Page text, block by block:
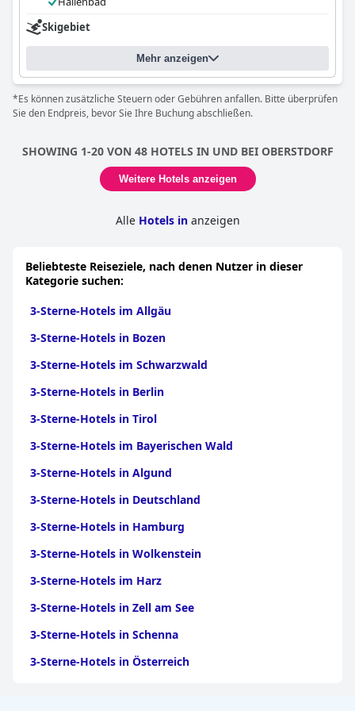
Skigebiet
Mehr anzeigen
*Es können zusätzliche Steuern oder Gebühren anfallen. Bitte überprüfen
Sie den Endpreis, bevor Sie Ihre Buchung abschließen.
SHOWING 1-20 VON 48 HOTELS IN UND BEI OBERSTDORF
Weitere Hotels anzeigen
Alle Hotels in anzeigen
Beliebteste Reiseziele, nach denen Nutzer in dieser
Kategorie suchen:
3-Sterne-Hotels im Allgäu
3-Sterne-Hotels in Bozen
3-Sterne-Hotels im Schwarzwald
3-Sterne-Hotels in Berlin
3-Sterne-Hotels in Tirol
3-Sterne-Hotels im Bayerischen Wald
3-Sterne-Hotels in Algund
3-Sterne-Hotels in Deutschland
3-Sterne-Hotels in Hamburg
3-Sterne-Hotels in Wolkenstein
3-Sterne-Hotels im Harz
3-Sterne-Hotels in Zell am See
3-Sterne-Hotels in Schenna
3-Sterne-Hotels in Österreich